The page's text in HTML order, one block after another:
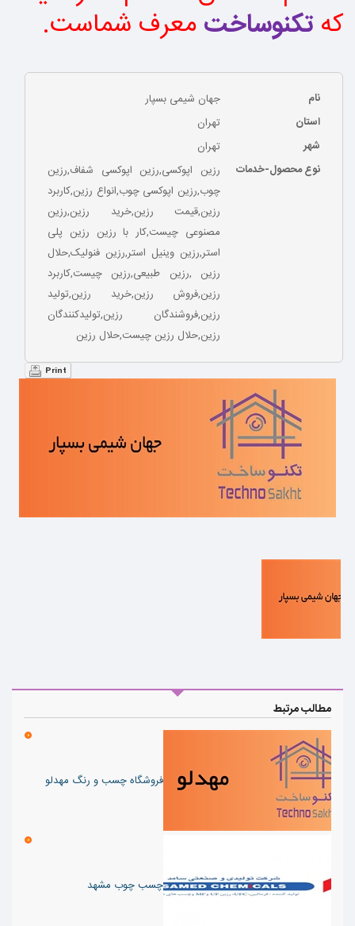
کهتکنوساختمعرف شماست.
نام
جهان شیمی بسپار
استان
تهران
شهر
تهران
نوع محصول-خدمات
رزین اپوکسی,رزین اپوکسی شفاف,رزین
چوب,رزین اپوکسی چوب,انواع رزین,کاربرد
رزین,قیمت رزین,خرید رزین,رزین
مصنوعی چیست,کار با رزین رزین پلی
استر,رزین وینیل استر,رزین فنولیک,حلال
رزین ,رزین طبیعی,رزین چیست,کاربرد
رزین,فروش رزین,خرید رزین,تولید
رزین,فروشندگان رزین,تولیدکنندگان
رزین,حلال رزین چیست,حلال رزین
Print
مطالب مرتبط
فروشگاه چسب و رنگ مهدلو
چسب چوب مشهد